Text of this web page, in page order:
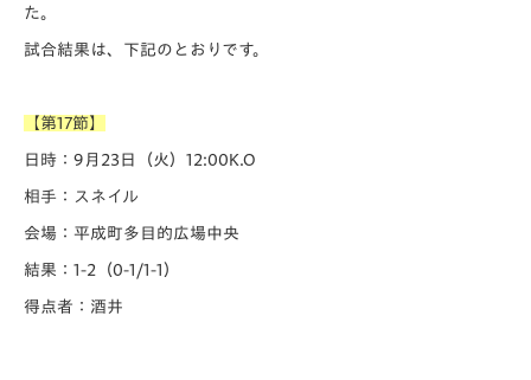
た。
試合結果は、下記のとおりです。
【第17節】
日時：9月23日（火）12:00K.O
相手：スネイル
会場：平成町多目的広場中央
結果：1-2（0-1/1-1）
得点者：酒井